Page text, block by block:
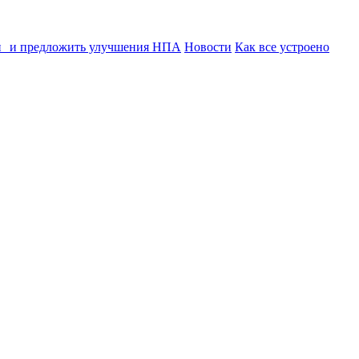
и предложить улучшения НПА Новости Как все устроено